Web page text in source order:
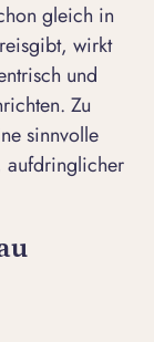
gleich in
wirkt
und
Zu
sinnvolle
aufdringlicher